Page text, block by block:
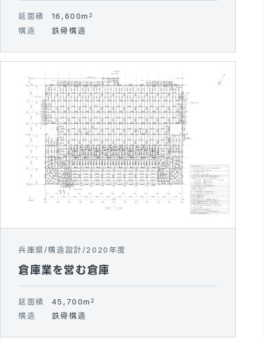
延面積 16,600m 2
構造 鉄骨構造
兵庫県 構造設計 2020年度
倉庫業を営む倉庫
延面積 45,700m 2
構造 鉄骨構造